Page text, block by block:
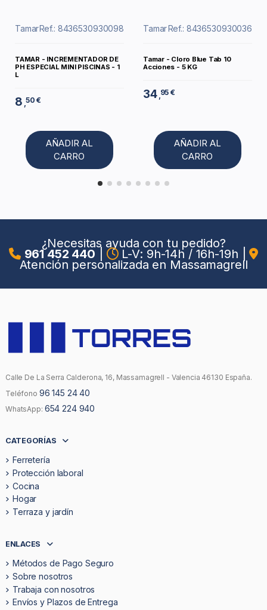
TamarRef.: 8436530930098
TAMAR - INCREMENTADOR DE
PH ESPECIAL MINI PISCINAS - 1
L
8 ,50 €
AÑADIR AL
CARRO
TamarRef.: 8436530930036
Tamar - Cloro Blue Tab 10
Acciones - 5 KG
34 95 €
AÑADIR AL
CARRO
¿Necesitas ayuda con tu pedido?
961 452 440 L-V: 9h-14h / 16h-19h
Atención personalizada en Massamagrell
Calle De La Serra Calderona, 16, Massamagrell - Valencia 46130 España.
Teléfono 96 145 24 40
WhatsApp: 654 224 940
CATEGORÍAS
Ferretería
Protección laboral
Cocina
Hogar
Terraza y jardín
ENLACES
Métodos de Pago Seguro
Sobre nosotros
Trabaja con nosotros
Envíos y Plazos de Entrega